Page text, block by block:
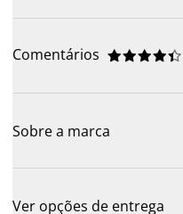
Comentários 





Sobre a marca
Ver opções de entrega